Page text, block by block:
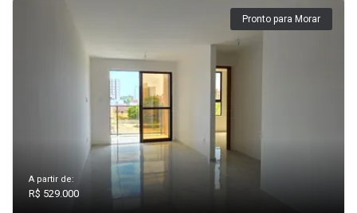
Pronto para Morar
A partir de:
R$ 529.000